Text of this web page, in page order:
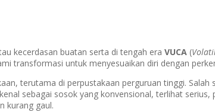
kecerdasan buatan serta di tengah era VUCA (
transformasi untuk menyesuaikan diri dengan
terutama di perpustakaan perguruan tinggi.
sebagai sosok yang konvensional, terlihat
kurang gaul.